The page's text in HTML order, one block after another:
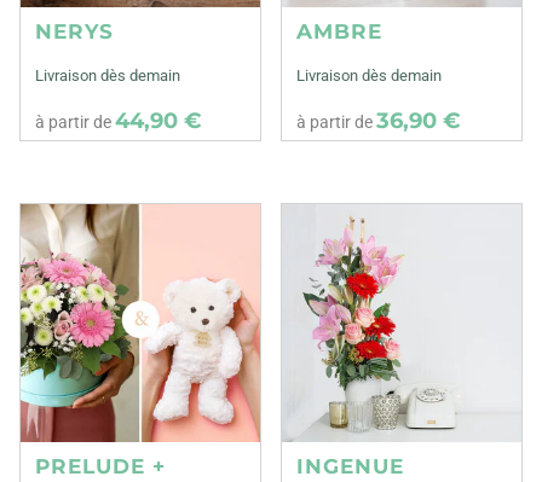
NERYS
Livraison dès demain
à partir de44,90 €
AMBRE
Livraison dès demain
à partir de36,90 €
PRELUDE +
INGENUE